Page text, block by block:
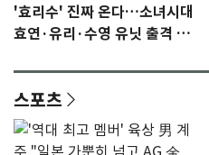
'효리수' 진짜 온다…소녀시대
효연·유리·수영 유닛 출격 [N
스포츠